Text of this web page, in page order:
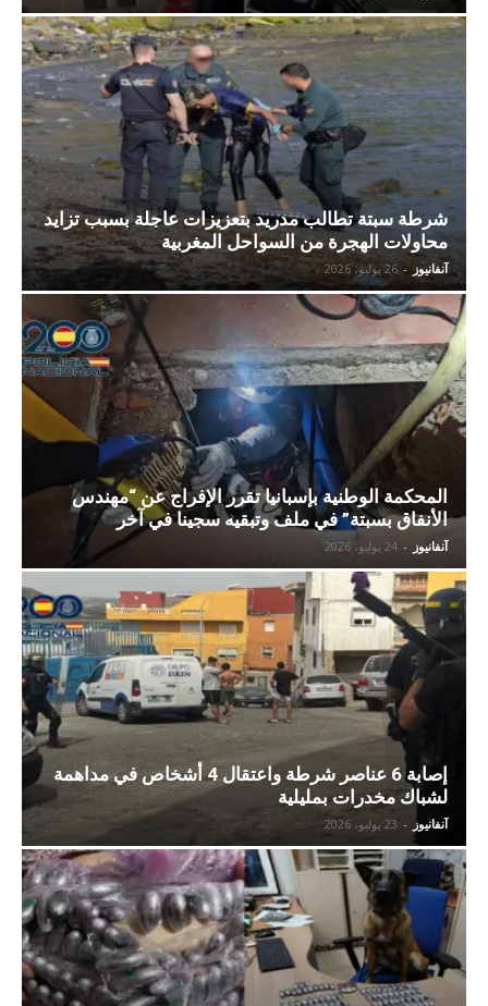
شرطة سبتة تطالب مدريد بتعزيزات عاجلة بسبب تزايد
محاولات الهجرة من السواحل المغربية
آنفانيوز - 26 يوليو، 2026
المحكمة الوطنية بإسبانيا تقرر الإفراج عن “مهندس
الأنفاق بسبتة” في ملف وتبقيه سجينا في آخر
آنفانيوز - 24 يوليو، 2026
إصابة 6 عناصر شرطة واعتقال 4 أشخاص في مداهمة
لشباك مخدرات بمليلية
آنفانيوز - 23 يوليو، 2026